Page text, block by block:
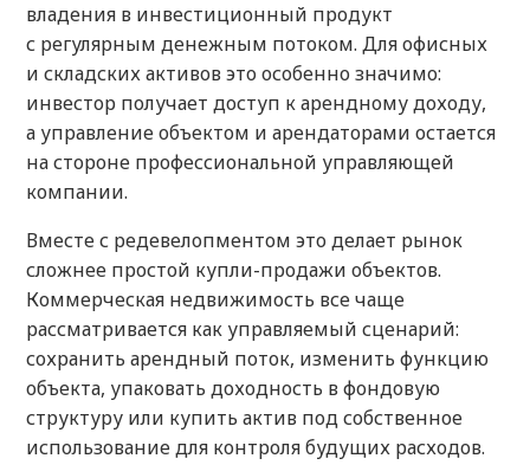
владения в инвестиционный продукт
с регулярным денежным потоком. Для офисных
и складских активов это особенно значимо:
инвестор получает доступ к арендному доходу,
а управление объектом и арендаторами остается
на стороне профессиональной управляющей
компании.
Вместе с редевелопментом это делает рынок
сложнее простой купли-продажи объектов.
Коммерческая недвижимость все чаще
рассматривается как управляемый сценарий:
сохранить арендный поток, изменить функцию
объекта, упаковать доходность в фондовую
структуру или купить актив под собственное
использование для контроля будущих расходов.